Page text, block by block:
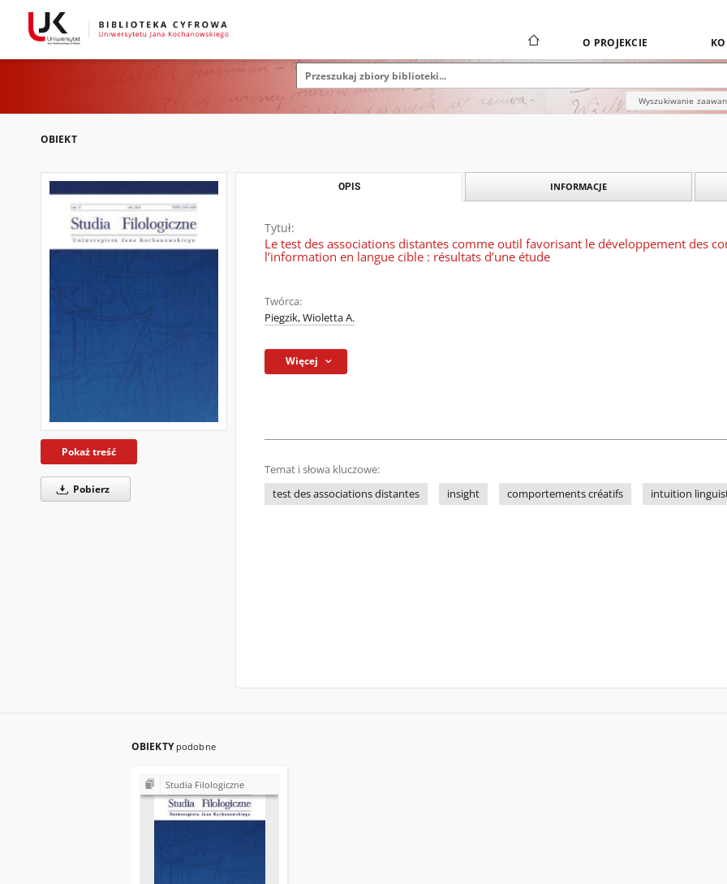
O PROJEKCIE
Wyszukiwanie
OBIEKT
Pokaż treść
Pobierz
OPIS INFORMACJE
Tytuł:
Le test des associations distantes comme outil favorisant le développement des
l’information en langue cible : résultats d’une étude
Twórca:
Piegzik, Wioletta A.
Więcej
Temat i słowa kluczowe:
test des associations distantes
insight comportements créatifs intuition
OBIEKTY podobne
Studia Filologiczne